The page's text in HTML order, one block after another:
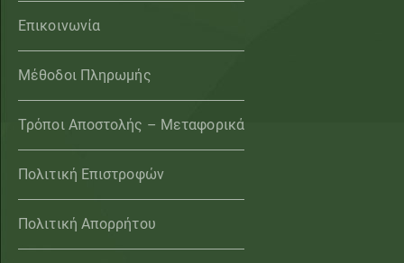
Επικοινωνία
Μέθοδοι Πληρωμής
Τρόποι Αποστολής – Μεταφορικά
Πολιτική Επιστροφών
Πολιτική Απορρήτου